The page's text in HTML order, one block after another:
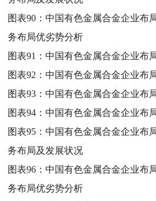
图表90：中国有色金属合金企业布
务布局优劣势分析
图表91：中国有色金属合金企业布
图表92：中国有色金属合金企业布
图表93：中国有色金属合金企业布
图表94：中国有色金属合金企业布
图表95：中国有色金属合金企业布
务布局及发展状况
图表96：中国有色金属合金企业布
务布局优劣势分析